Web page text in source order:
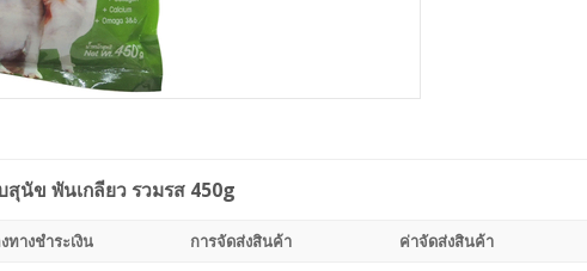
นัข พันเกลียว รวมรส 450g
ทางชำระเงิน การจัดส่งสินค้า ค่าจัดส่งสินค้า